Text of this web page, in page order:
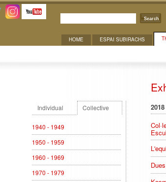
Search
ESPAI SUBIRACHS
HOME
Individual Collective
1940 - 1949
1950 - 1959
1960 - 1969
1970 - 1979
2018